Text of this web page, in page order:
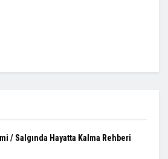
/ Salgında Hayatta Kalma Rehberi